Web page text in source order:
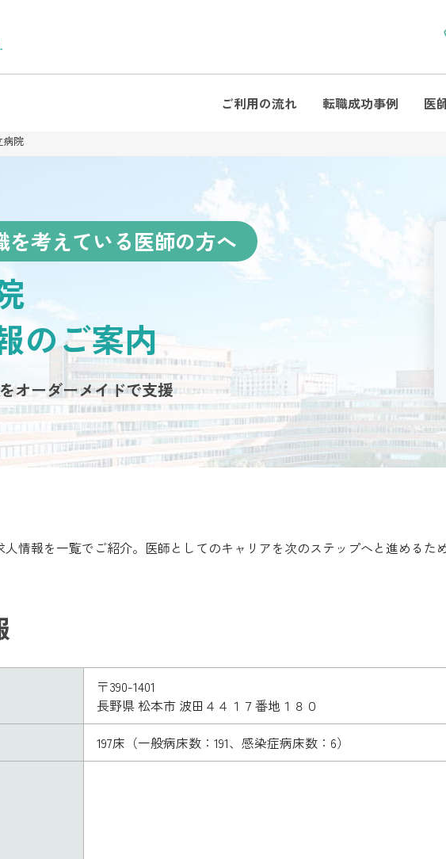
ご利用の流れ 転職成功事例 医
病院
を考えている医師の方へ
のご案内
オーダーメイドで支援
情報を一覧でご紹介。医師としてのキャリアを次のステップへと進める
〒390-1401
長野県 松本市 波田４４１７番地１８０
197床（一般病床数：191、感染症病床数：6）